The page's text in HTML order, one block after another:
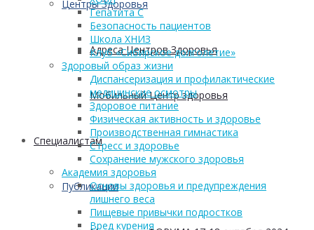
Центры Здоровья
Адреса Центров Здоровья
Мобильный Центр здоровья
Cпециалистам
Публикации
Гепатита С
Безопасность пациентов
Школа ХНИЗ
Клуб «Сибирское долголетие»
Здоровый образ жизни
Диспансеризация и профилактические
медицинские осмотры
Здоровое питание
Физическая активность и здоровье
Производственная гимнастика
Стресс и здоровье
Сохранение мужского здоровья
Академия здоровья
Основы здоровья и предупреждения
лишнего веса
Пищевые привычки подростков
Вред курения